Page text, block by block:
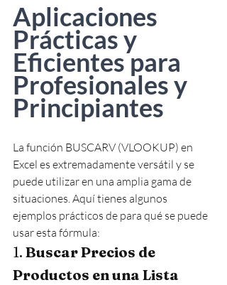
Aplicaciones
Prácticas y
Eficientes para
Profesionales y
Principiantes
La función BUSCARV (VLOOKUP) en
Excel es extremadamente versátil y se
puede utilizar en una amplia gama de
situaciones. Aquí tienes algunos
ejemplos prácticos de para qué se puede
usar esta fórmula:
1. Buscar Precios de
Productos en una Lista